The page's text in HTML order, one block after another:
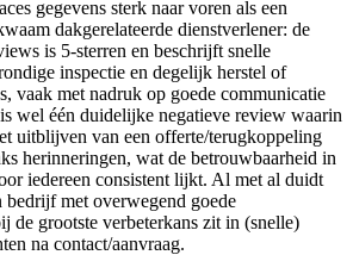
gegevens sterk naar voren als een
dakgerelateerde dienstverlener: de
is 5-sterren en beschrijft snelle
inspectie en degelijk herstel of
vaak met nadruk op goede communicatie
wel één duidelijke negatieve review waarin
uitblijven van een offerte/terugkoppeling
herinneringen, wat de betrouwbaarheid in
iedereen consistent lijkt. Al met al duidt
bedrijf met overwegend goede
de grootste verbeterkans zit in (snelle)
na contact/aanvraag.